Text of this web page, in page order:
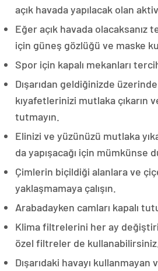
açık havada yapılacak olan
Eğer açık havada olacaksanız
için güneş gözlüğü ve maske
Spor için kapalı mekanları
Dışarıdan geldiğinizde
kıyafetlerinizi mutlaka çıkarın
tutmayın.
Elinizi ve yüzünüzü mutlaka
da yapışacağı için mümkünse
Çimlerin biçildiği alanlara ve
yaklaşmamaya çalışın.
Arabadayken camları kapalı
Klima filtrelerini her ay
özel filtreler de kullanabilirsiniz.
Dışarıdaki havayı